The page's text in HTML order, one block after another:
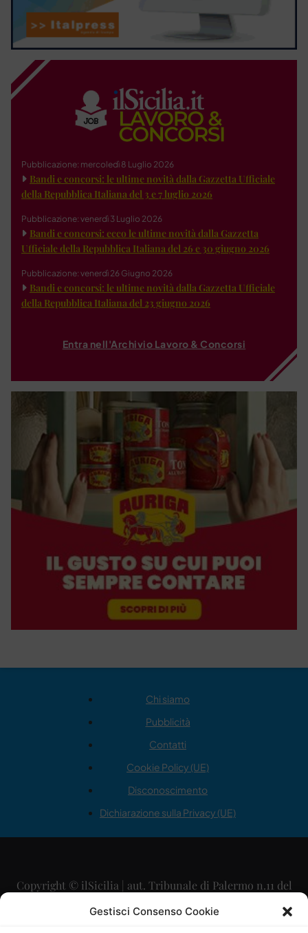
Gestisci Consenso Cookie
Pubblicazione: mercoledì 8 Luglio 2026
Bandi e concorsi: le ultime novità dalla Gazzetta Ufficiale
della Repubblica Italiana del 3 e 7 luglio 2026
Pubblicazione: venerdì 3 Luglio 2026
Bandi e concorsi: ecco le ultime novità dalla Gazzetta
Ufficiale della Repubblica Italiana del 26 e 30 giugno 2026
Pubblicazione: venerdì 26 Giugno 2026
Bandi e concorsi: le ultime novità dalla Gazzetta Ufficiale
della Repubblica Italiana del 23 giugno 2026
Entra nell'Archivio Lavoro & Concorsi
Chi siamo
Pubblicità
Contatti
Cookie Policy (UE)
Disconoscimento
Dichiarazione sulla Privacy (UE)
Copyright © ilSicilia | aut. Tribunale di Palermo n.11 del
29/09/2015